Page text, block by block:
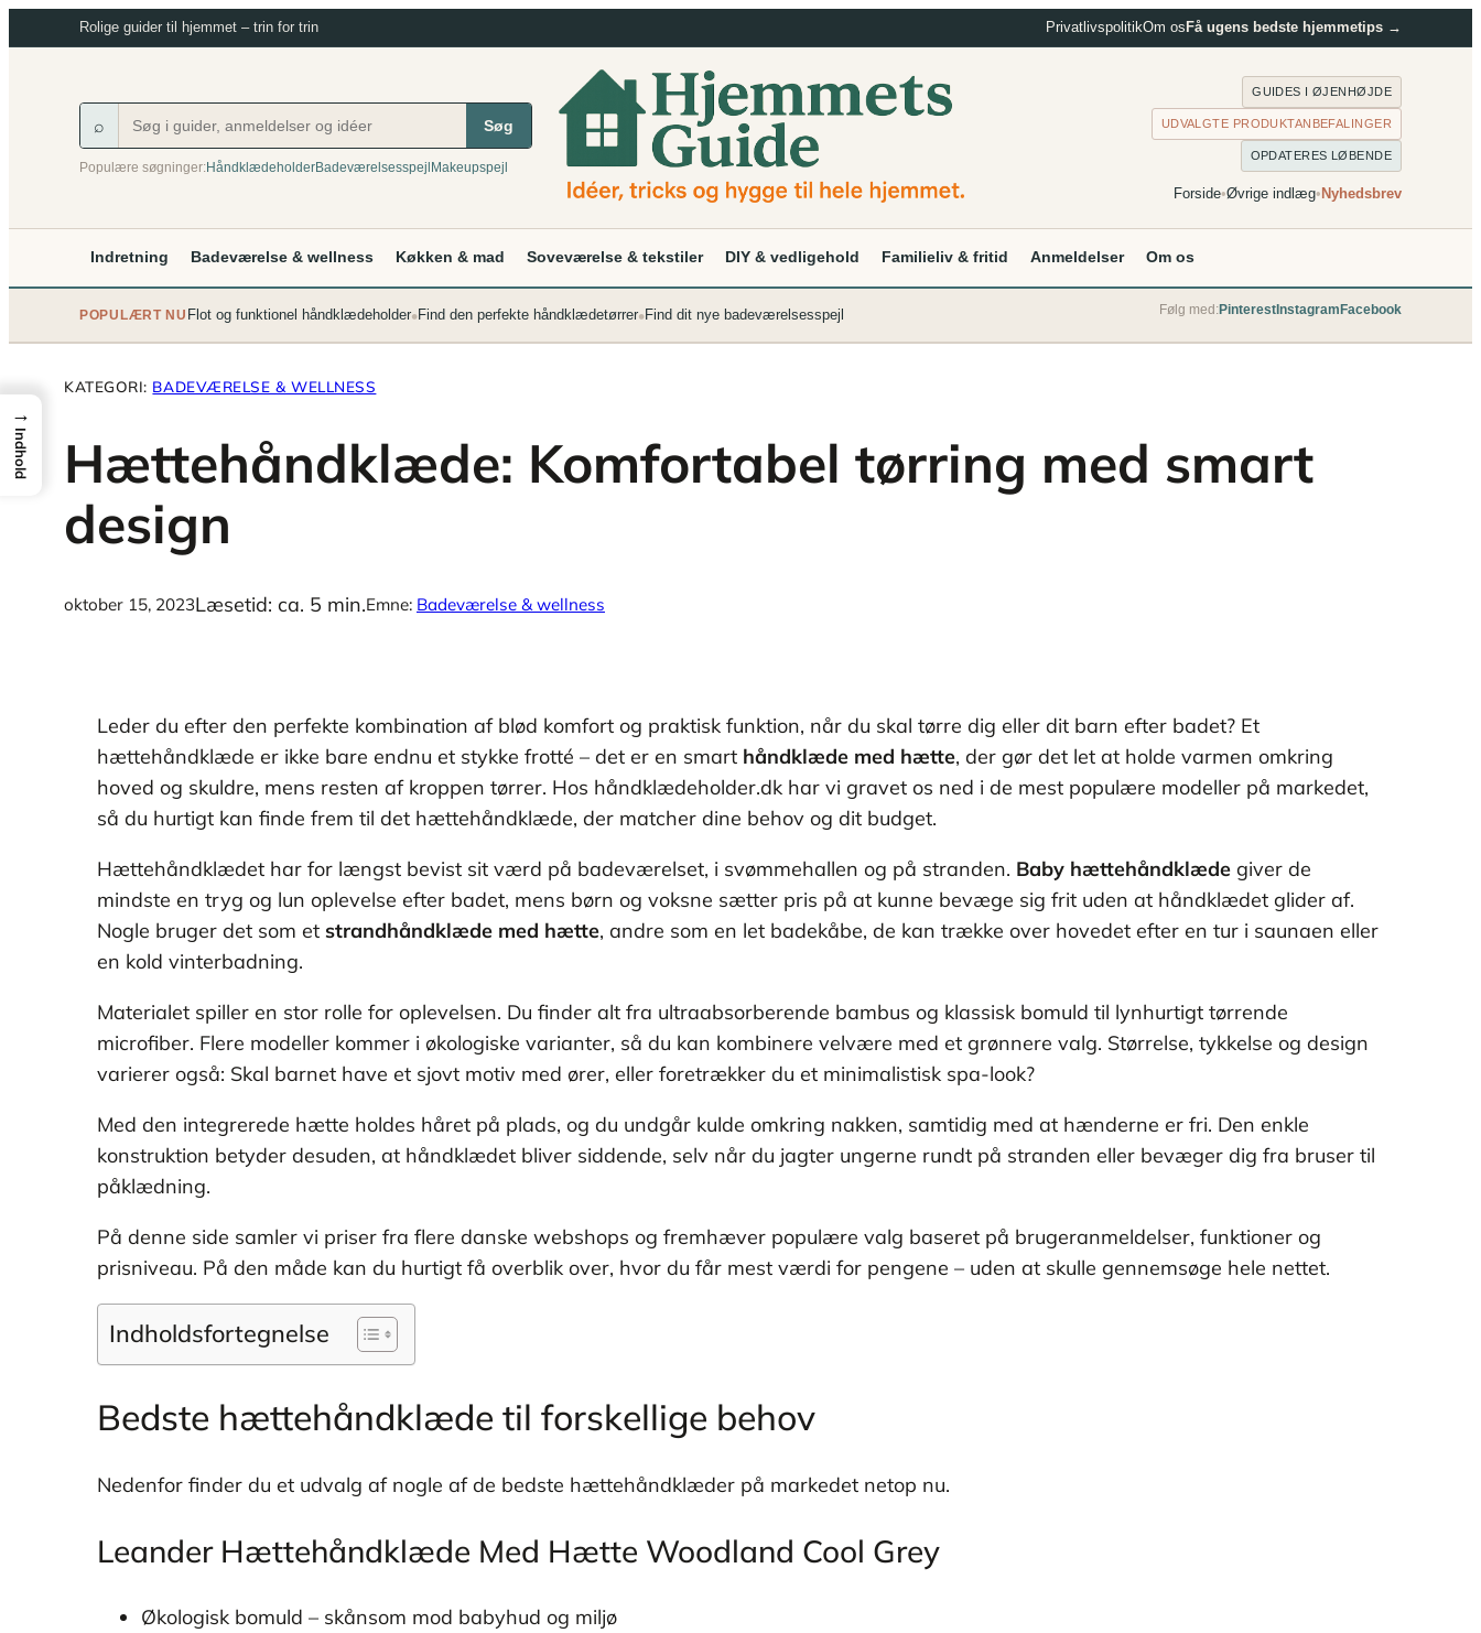
til
Rolige guider til hjemmet – trin for trin PrivatlivspolitikOm os Få ugens bedste hjemmetips →
⌕ Søg
Populære søgninger:HåndklædeholderBadeværelsesspejlMakeupspejl
GUIDES I ØJENHØJDE
UDVALGTE PRODUKTANBEFALINGER
OPDATERES LØBENDE
Forside•Øvrige indlæg•Nyhedsbrev
Indretning Badeværelse & wellness Køkken & mad Soveværelse & tekstiler DIY & vedligehold Familieliv & fritid Anmeldelser Om os
POPULÆRT NU Flot og funktionel håndklædeholder•Find den perfekte håndklædetørrer•Find dit nye badeværelsesspejl Følg med: Pinterest Instagram Facebook
KATEGORI: BADEVÆRELSE & WELLNESS
Hættehåndklæde: Komfortabel tørring med smart
design
oktober 15, 2023Læsetid: ca. 5 min.Emne: Badeværelse & wellness
Leder du efter den perfekte kombination af blød komfort og praktisk funktion, når du skal tørre dig eller dit barn efter badet? Et
hættehåndklæde er ikke bare endnu et stykke frotté – det er en smart håndklæde med hætte, der gør det let at holde varmen omkring
hoved og skuldre, mens resten af kroppen tørrer. Hos håndklædeholder.dk har vi gravet os ned i de mest populære modeller på markedet,
så du hurtigt kan finde frem til det hættehåndklæde, der matcher dine behov og dit budget.
Hættehåndklædet har for længst bevist sit værd på badeværelset, i svømmehallen og på stranden. Baby hættehåndklædegiver de
mindste en tryg og lun oplevelse efter badet, mens børn og voksne sætter pris på at kunne bevæge sig frit uden at håndklædet glider af.
Nogle bruger det som et strandhåndklæde med hætte, andre som en let badekåbe, de kan trække over hovedet efter en tur i saunaen eller
en kold vinterbadning.
Materialet spiller en stor rolle for oplevelsen. Du finder alt fra ultraabsorberende bambus og klassisk bomuld til lynhurtigt tørrende
microfiber. Flere modeller kommer i økologiske varianter, så du kan kombinere velvære med et grønnere valg. Størrelse, tykkelse og design
varierer også: Skal barnet have et sjovt motiv med ører, eller foretrækker du et minimalistisk spa-look?
Med den integrerede hætte holdes håret på plads, og du undgår kulde omkring nakken, samtidig med at hænderne er fri. Den enkle
konstruktion betyder desuden, at håndklædet bliver siddende, selv når du jagter ungerne rundt på stranden eller bevæger dig fra bruser til
påklædning.
På denne side samler vi priser fra flere danske webshops og fremhæver populære valg baseret på brugeranmeldelser, funktioner og
prisniveau. På den måde kan du hurtigt få overblik over, hvor du får mest værdi for pengene – uden at skulle gennemsøge hele nettet.
Indholdsfortegnelse
Bedste hættehåndklæde til forskellige behov
Nedenfor finder du et udvalg af nogle af de bedste hættehåndklæder på markedet netop nu.
Leander Hættehåndklæde Med Hætte Woodland Cool Grey
Økologisk bomuld – skånsom mod babyhud og miljø
→
Indhold